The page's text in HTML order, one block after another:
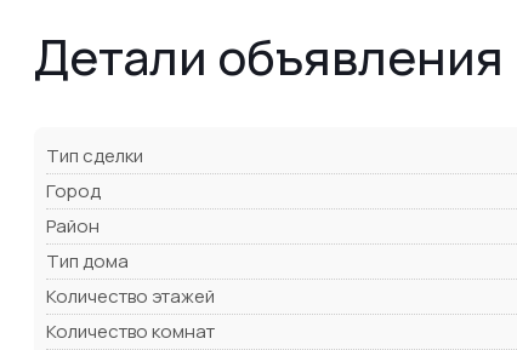
Детали объявления
Тип сделки
Город
Район
Тип дома
Количество этажей
Количество комнат